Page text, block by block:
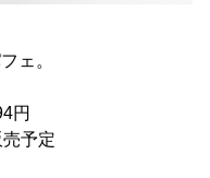
ェ。
円
予定